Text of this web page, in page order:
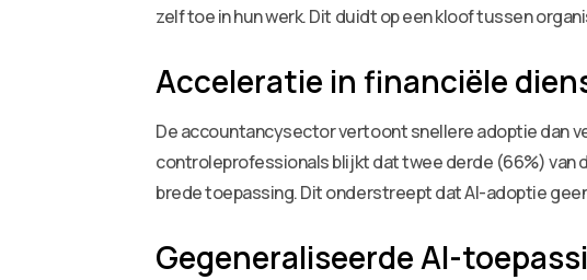
zelf toe in hun werk. Dit duidt op een kloof tussen
Acceleratie in financiële
De accountancysector vertoont snellere adoptie dan
controleprofessionals blijkt dat twee derde (66%) van
brede toepassing. Dit onderstreept dat AI-adoptie
Gegeneraliseerde AI-